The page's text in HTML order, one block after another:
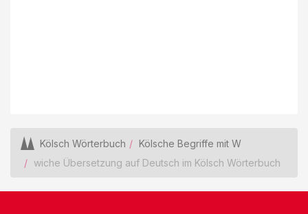
Kölsch Wörterbuch
Kölsche Begriffe mit W
wiche Übersetzung auf Deutsch im Kölsch Wörterbuch